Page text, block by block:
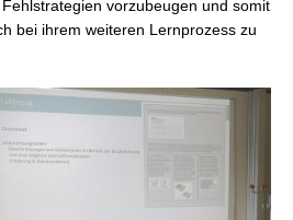
vorzubeugen und somit
bei ihrem weiteren Lernprozess zu